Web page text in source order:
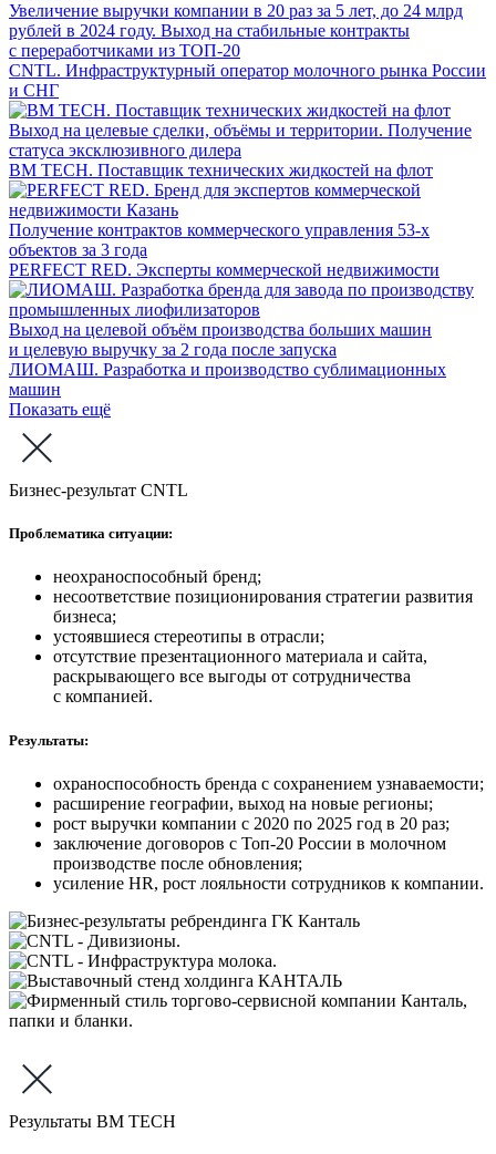
Увеличение выручки компании в 20 раз за 5 лет, до 24 млрд
рублей в 2024 году. Выход на стабильные контракты
с переработчиками из ТОП-20
CNTL. Инфраструктурный оператор молочного рынка России
и СНГ
Выход на целевые сделки, объёмы и территории. Получение
статуса эксклюзивного дилера
BM TECH. Поставщик технических жидкостей на флот
Получение контрактов коммерческого управления 53-х
объектов за 3 года
PERFECT RED. Эксперты коммерческой недвижимости
Выход на целевой объём производства больших машин
и целевую выручку за 2 года после запуска
ЛИОМАШ. Разработка и производство сублимационных
машин
Показать ещё
Бизнес-результат CNTL
Проблематика ситуации:
неохраноспособный бренд;
несоответствие позиционирования стратегии развития
бизнеса;
устоявшиеся стереотипы в отрасли;
отсутствие презентационного материала и сайта,
раскрывающего все выгоды от сотрудничества
с компанией.
Результаты:
охраноспособность бренда с сохранением узнаваемости;
расширение географии, выход на новые регионы;
рост выручки компании с 2020 по 2025 год в 20 раз;
заключение договоров с Топ-20 России в молочном
производстве после обновления;
усиление HR, рост лояльности сотрудников к компании.
Результаты BM TECH